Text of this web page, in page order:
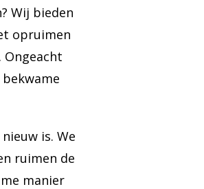
Wij bieden
opruimen
Ongeacht
is. We
ruimen de
manier